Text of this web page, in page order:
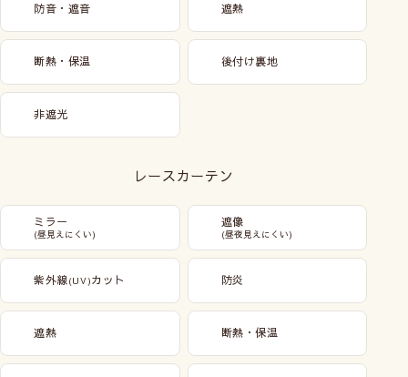
防音・遮音 遮熱
断熱・保温 後付け裏地
非遮光
レースカーテン
ミラー
(昼見えにくい)
遮像
(昼夜見えにくい)
紫外線(UV)カット 防炎
遮熱 断熱・保温